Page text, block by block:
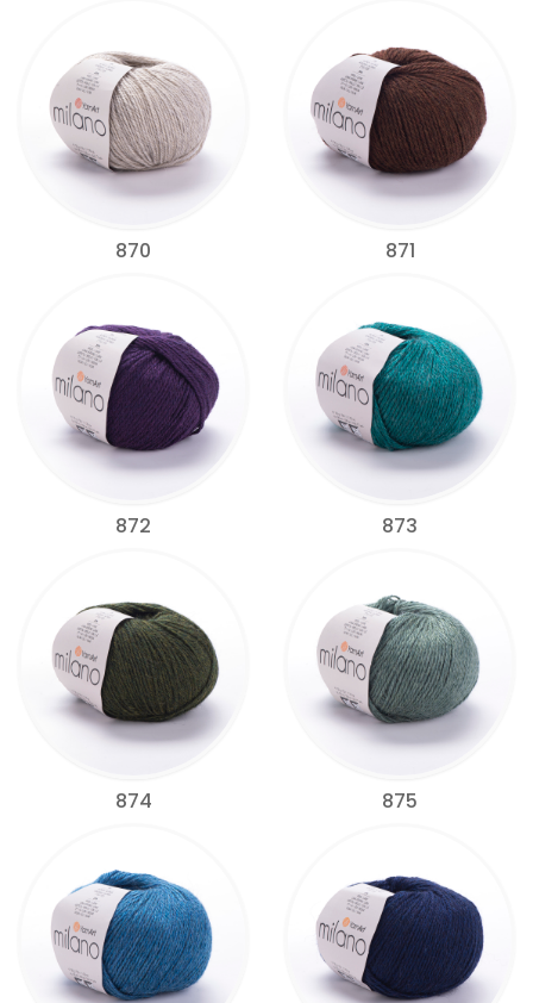
870 871
872 873
874 875